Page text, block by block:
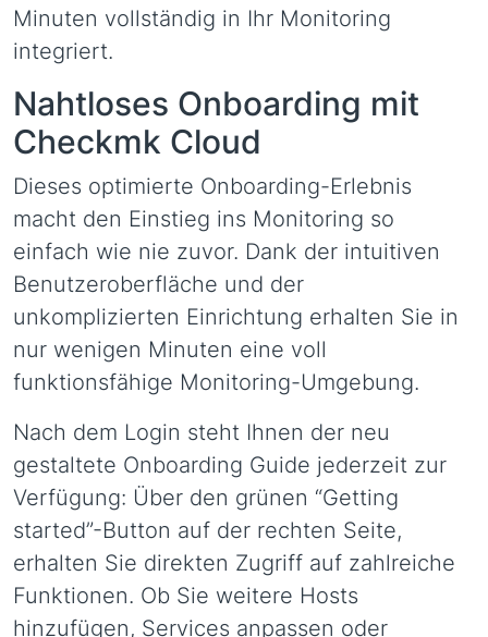
Minuten vollständig in Ihr Monitoring
integriert.
Nahtloses Onboarding mit
Checkmk Cloud
Dieses optimierte Onboarding-Erlebnis
macht den Einstieg ins Monitoring so
einfach wie nie zuvor. Dank der intuitiven
Benutzeroberfläche und der
unkomplizierten Einrichtung erhalten Sie in
nur wenigen Minuten eine voll
funktionsfähige Monitoring-Umgebung.
Nach dem Login steht Ihnen der neu
gestaltete Onboarding Guide jederzeit zur
Verfügung: Über den grünen “Getting
started”-Button auf der rechten Seite,
erhalten Sie direkten Zugriff auf zahlreiche
Funktionen. Ob Sie weitere Hosts
hinzufügen, Services anpassen oder